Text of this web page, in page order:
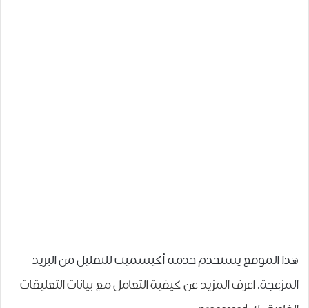
هذا الموقع يستخدم خدمة أكيسميت للتقليل من البريد
المزعجة.اعرف المزيد عن كيفية التعامل مع بيانات التعليقات